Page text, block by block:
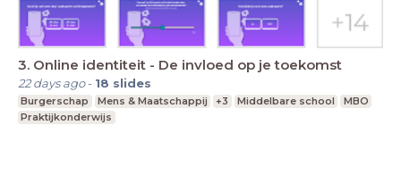
3. Online identiteit - De invloed op je toekomst
22 days ago- 18 slides
Burgerschap Mens & Maatschappij +3 Middelbare school
MBO
Praktijkonderwijs